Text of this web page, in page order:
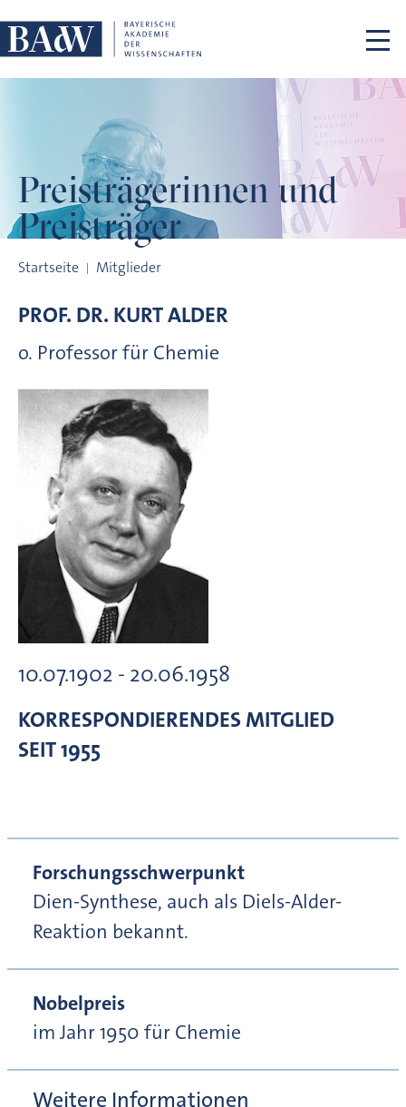
Preisträgerinnen und
Preisträger
Startseite Mitglieder
PROF. DR. KURTALDER
o. Professor für Chemie
10.07.1902 - 20.06.1958
KORRESPONDIERENDES MITGLIED
SEIT 1955
Forschungsschwerpunkt
Dien-Synthese, auch als Diels-Alder-
Reaktion bekannt.
Nobelpreis
im Jahr 1950 für Chemie
Weitere Informationen